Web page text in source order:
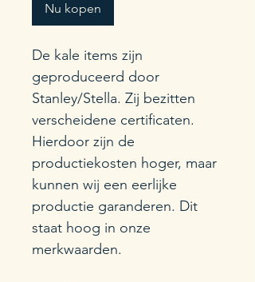
Nu kopen
De kale items zijn
geproduceerd door
Stanley/Stella. Zij bezitten
verscheidene certificaten.
Hierdoor zijn de
productiekosten hoger, maar
kunnen wij een eerlijke
productie garanderen. Dit
staat hoog in onze
merkwaarden.